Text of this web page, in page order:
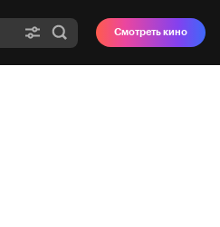
Смотреть кино